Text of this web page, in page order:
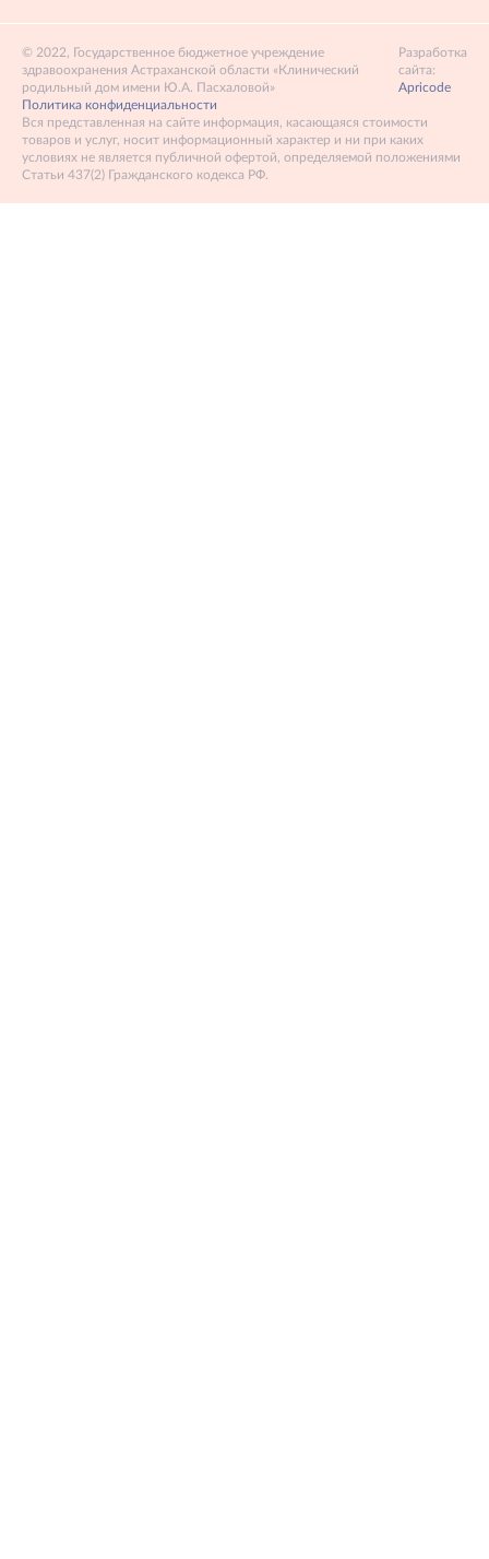
2022, Государственное бюджетное учреждение
здравоохранения Астраханской области «Клинический
родильный дом имени Ю.А. Пасхаловой»
Политика конфиденциальности
Разработка
сайта:
Apricode
Вся представленная на сайте информация, касающаяся стоимости
товаров и услуг, носит информационный характер и ни при каких
условиях не является публичной офертой, определяемой положениями
Статьи 437(2) Гражданского кодекса РФ.